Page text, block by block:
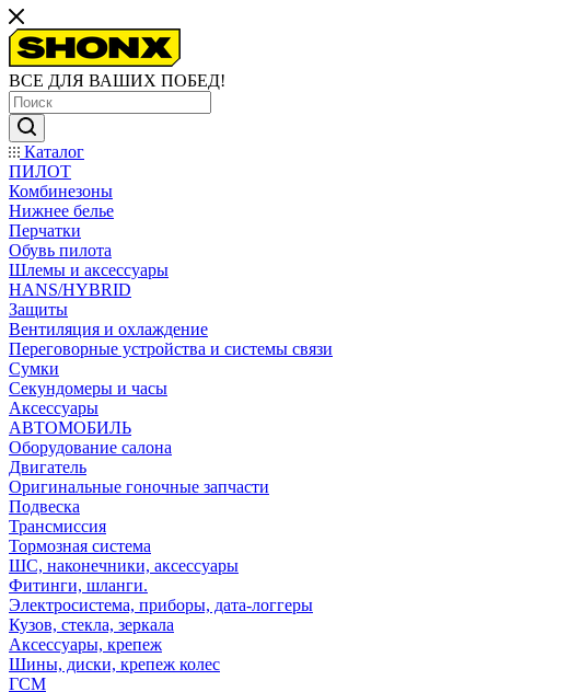
ВСЕ ДЛЯ ВАШИХ ПОБЕД!
Каталог
ПИЛОТ
Комбинезоны
Нижнее белье
Перчатки
Обувь пилота
Шлемы и аксессуары
HANS/HYBRID
Защиты
Вентиляция и охлаждение
Переговорные устройства и системы связи
Сумки
Секундомеры и часы
Аксессуары
АВТОМОБИЛЬ
Оборудование салона
Двигатель
Оригинальные гоночные запчасти
Подвеска
Трансмиссия
Тормозная система
ШС, наконечники, аксессуары
Фитинги, шланги.
Электросистема, приборы, дата-логгеры
Кузов, стекла, зеркала
Аксессуары, крепеж
Шины, диски, крепеж колес
ГСМ